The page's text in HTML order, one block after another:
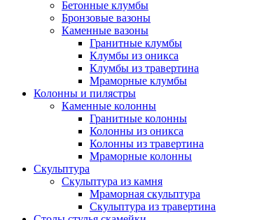
Бетонные клумбы
Бронзовые вазоны
Каменные вазоны
Гранитные клумбы
Клумбы из оникса
Клумбы из травертина
Мраморные клумбы
Колонны и пилястры
Каменные колонны
Гранитные колонны
Колонны из оникса
Колонны из травертина
Мраморные колонны
Скульптура
Скульптура из камня
Мраморная скульптура
Скульптура из травертина